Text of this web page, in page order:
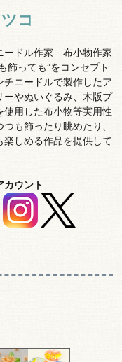
コ
ードル作家 布小物作家
飾っても”をコンセプト
チニードルで製作したア
ーやぬいぐるみ、木版プ
使用した布小物等実用性
つも飾ったり眺めたり、
楽しめる作品を提供して
カウント